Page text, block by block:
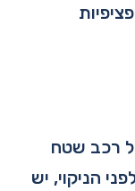
רכב שטח
הניקוי, יש